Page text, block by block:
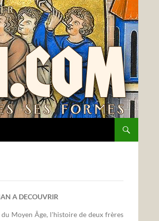
A DECOUVRIR
Moyen Âge, l'histoire de deux frères